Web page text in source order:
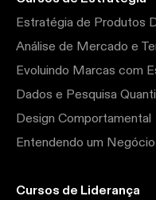
Estratégia de Produtos
Análise de Mercado e
Evoluindo Marcas com
Dados e Pesquisa
Design Comportamental
Entendendo um Negócio
Cursos de Liderança